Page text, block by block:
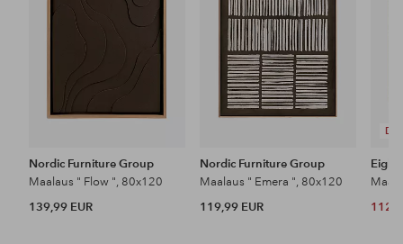
Nordic Furniture Group
Maalaus " Flow ", 80x120
139,99 EUR
Nordic Furniture Group
Maalaus " Emera ", 80x120
119,99 EUR
112